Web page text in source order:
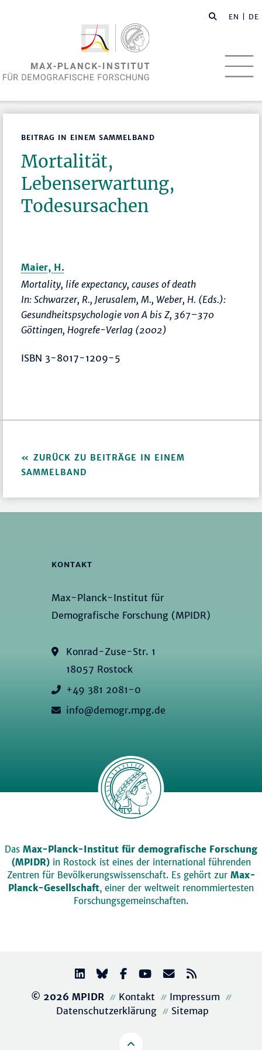
EN | DE
BEITRAG IN EINEM SAMMELBAND
Mortalität,
Lebenserwartung,
Todesursachen
Maier, H.
Mortality, life expectancy, causes of death
In: Schwarzer, R., Jerusalem, M., Weber, H. (Eds.):
Gesundheitspsychologie von A bis Z, 367–370
Göttingen, Hogrefe-Verlag (2002)
ISBN 3-8017-1209-5
ZURÜCK ZU BEITRÄGE IN EINEM
SAMMELBAND
KONTAKT
Max-Planck-Institut für
Demografische Forschung (MPIDR)
Konrad-Zuse-Str. 1
18057 Rostock
+49 381 2081-0
info@demogr.mpg.de
Das Max-Planck-Institut für demografische Forschung
(MPIDR)in Rostock ist eines der international führenden
Zentren für Bevölkerungswissenschaft. Es gehört zur Max-
Planck-Gesellschaft, einer der weltweit renommiertesten
Forschungsgemeinschaften.
© 2026 MPIDR Kontakt
Impressum
Datenschutzerklärung
Sitemap